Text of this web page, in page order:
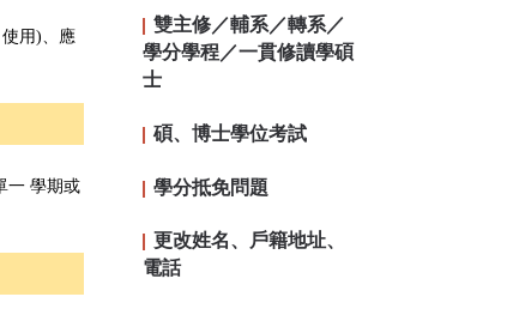
用)、應
一 學期或
雙主修／輔系／轉系／
學分學程／一貫修讀學碩
士
碩、博士學位考試
學分抵免問題
更改姓名、戶籍地址、
電話